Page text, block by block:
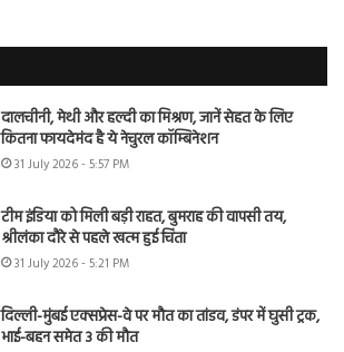
दालचीनी, मेथी और हल्दी का मिश्रण, जानें सेहत के लिए
कितना फायदेमंद है ये नेचुरल कॉम्बिनेशन
31 July 2026 - 5:57 PM
टीम इंडिया को मिली बड़ी राहत, बुमराह की वापसी तय,
श्रीलंका दौरे से पहले खत्म हुई चिंता
31 July 2026 - 5:21 PM
दिल्ली-मुंबई एक्सप्रेस-वे पर मौत का तांडव, डंपर में घुसी ट्रक,
भाई-बहन समेत 3 की मौत